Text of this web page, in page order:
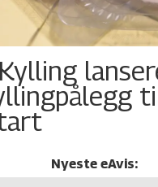
Nyeste eAvis: